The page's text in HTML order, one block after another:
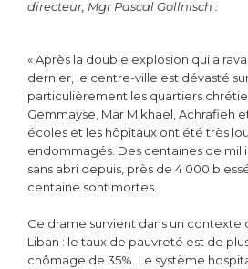
directeur, Mgr Pascal Gollnisch :
« Après la double explosion qui a
dernier, le centre-ville est dévasté
particulièrement les quartiers
Gemmayse, Mar Mikhael, Achrafieh
écoles et les hôpitaux ont été très
endommagés. Des centaines de
sans abri depuis, près de 4 000
centaine sont mortes.
Ce drame survient dans un contexte
Liban : le taux de pauvreté est de
chômage de 35%. Le système